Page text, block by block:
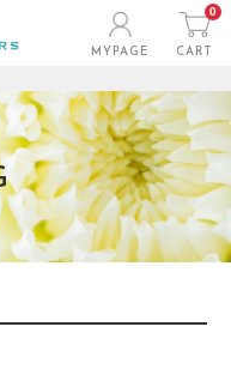
MYPAGE
0
CART